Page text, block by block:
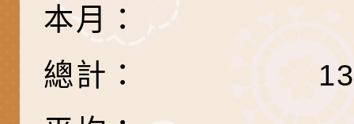
訊
辦理「115年度促進
緒學習知能研習」
檢送桃園市政府LED
字稿及LCD託播影片
函轉有關本府新聞處
6月交通安全宣導標
有關「115年各賣場
本月：
總計：